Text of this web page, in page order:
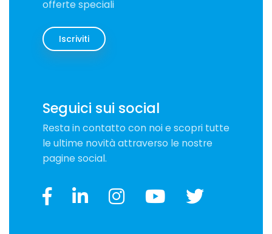
offerte speciali
Iscriviti
Seguici sui social
Resta in contatto con noi e scopri tutte
le ultime novità attraverso le nostre
pagine social.